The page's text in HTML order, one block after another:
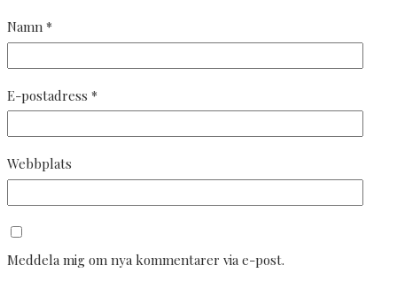
Namn *
E-postadress *
Webbplats
Meddela mig om nya kommentarer via e-post.